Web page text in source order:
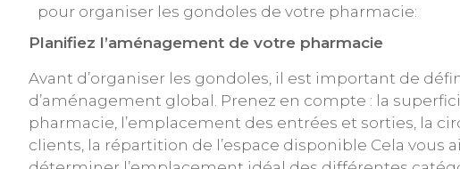
pour organiser les gondoles de votre pharmacie:
Planifiez l’aménagement de votre pharmacie
Avant d’organiser les gondoles, il est important de
d’aménagement global. Prenez en compte : la
pharmacie, l’emplacement des entrées et sorties, la
clients, la répartition de l’espace disponible Cela vous